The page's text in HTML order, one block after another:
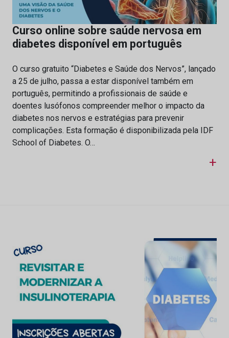
Curso online sobre saúde nervosa em
diabetes disponível em português
O curso gratuito “Diabetes e Saúde dos Nervos”, lançado
a 25 de julho, passa a estar disponível também em
português, permitindo a profissionais de saúde e
doentes lusófonos compreender melhor o impacto da
diabetes nos nervos e estratégias para prevenir
complicações. Esta formação é disponibilizada pela IDF
School of Diabetes. O…
+